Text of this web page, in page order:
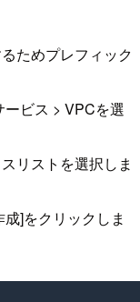
ためプレフィック
ビス > VPCを選
リストを選択しま
]をクリックしま